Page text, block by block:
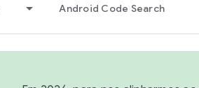
Android Code Search